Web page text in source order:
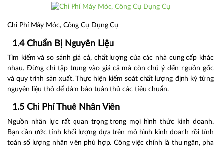
Chi Phí Máy Móc, Công Cụ Dụng Cụ
1.4 Chuẩn Bị Nguyên Liệu
Tìm kiếm và so sánh giá cả, chất lượng của các nhà cung cấp khác
nhau. Đừng chỉ tập trung vào giá cả mà còn chú ý đến nguồn gốc
và quy trình sản xuất. Thực hiện kiểm soát chất lượng định kỳ từng
nguyên liệu thô để đảm bảo tuân thủ các tiêu chuẩn.
1.5 Chi Phí Thuê Nhân Viên
Nguồn nhân lực rất quan trọng trong mọi hình thức kinh doanh.
Bạn cần ước tính khối lượng dựa trên mô hình kinh doanh rồi tính
toán số lượng nhân viên phù hợp. Công việc chính là thu ngân, pha